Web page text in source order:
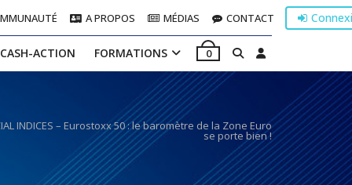
ACTION FORMATIONS 0
A PROPOS MÉDIAS CONTACT
INDICES – Eurostoxx 50 : le baromètre de la Zone Euro
se porte bien !